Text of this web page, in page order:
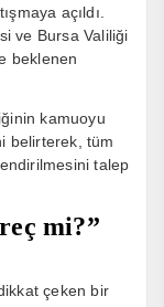
açıldı.
ve Bursa Valiliği
beklenen
kamuoyu
belirterek, tüm
talep
mi?”
çeken bir